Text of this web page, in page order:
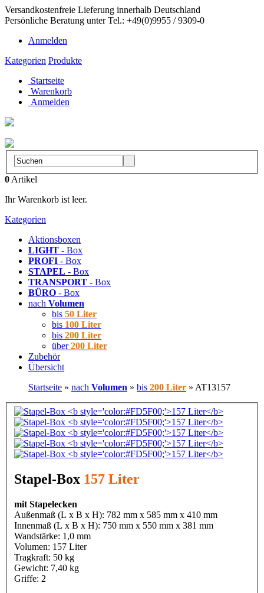
Versandkostenfreie Lieferung innerhalb Deutschland
Persönliche Beratung unter Tel.: +49(0)9955 / 9309-0
Anmelden
Kategorien Produkte
Startseite
Warenkorb
Anmelden
0 Artikel
Ihr Warenkorb ist leer.
Kategorien
Aktionsboxen
LIGHT - Box
PROFI - Box
STAPEL - Box
TRANSPORT - Box
BÜRO - Box
nach Volumen
bis 50 Liter
bis 100 Liter
bis 200 Liter
über200 Liter
Zubehör
Übersicht
Startseite » nach Volumen » bis 200 Liter » AT13157
Stapel-Box 157 Liter
mit Stapelecken
Außenmaß (L x B x H): 782 mm x 585 mm x 410 mm
Innenmaß (L x B x H): 750 mm x 550 mm x 381 mm
Wandstärke: 1,0 mm
Volumen: 157 Liter
Tragkraft: 50 kg
Gewicht: 7,40 kg
Griffe: 2